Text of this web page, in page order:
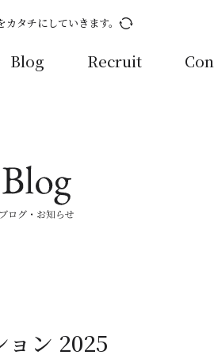
タチにしていきます。
Blog Recruit
ョン 2025